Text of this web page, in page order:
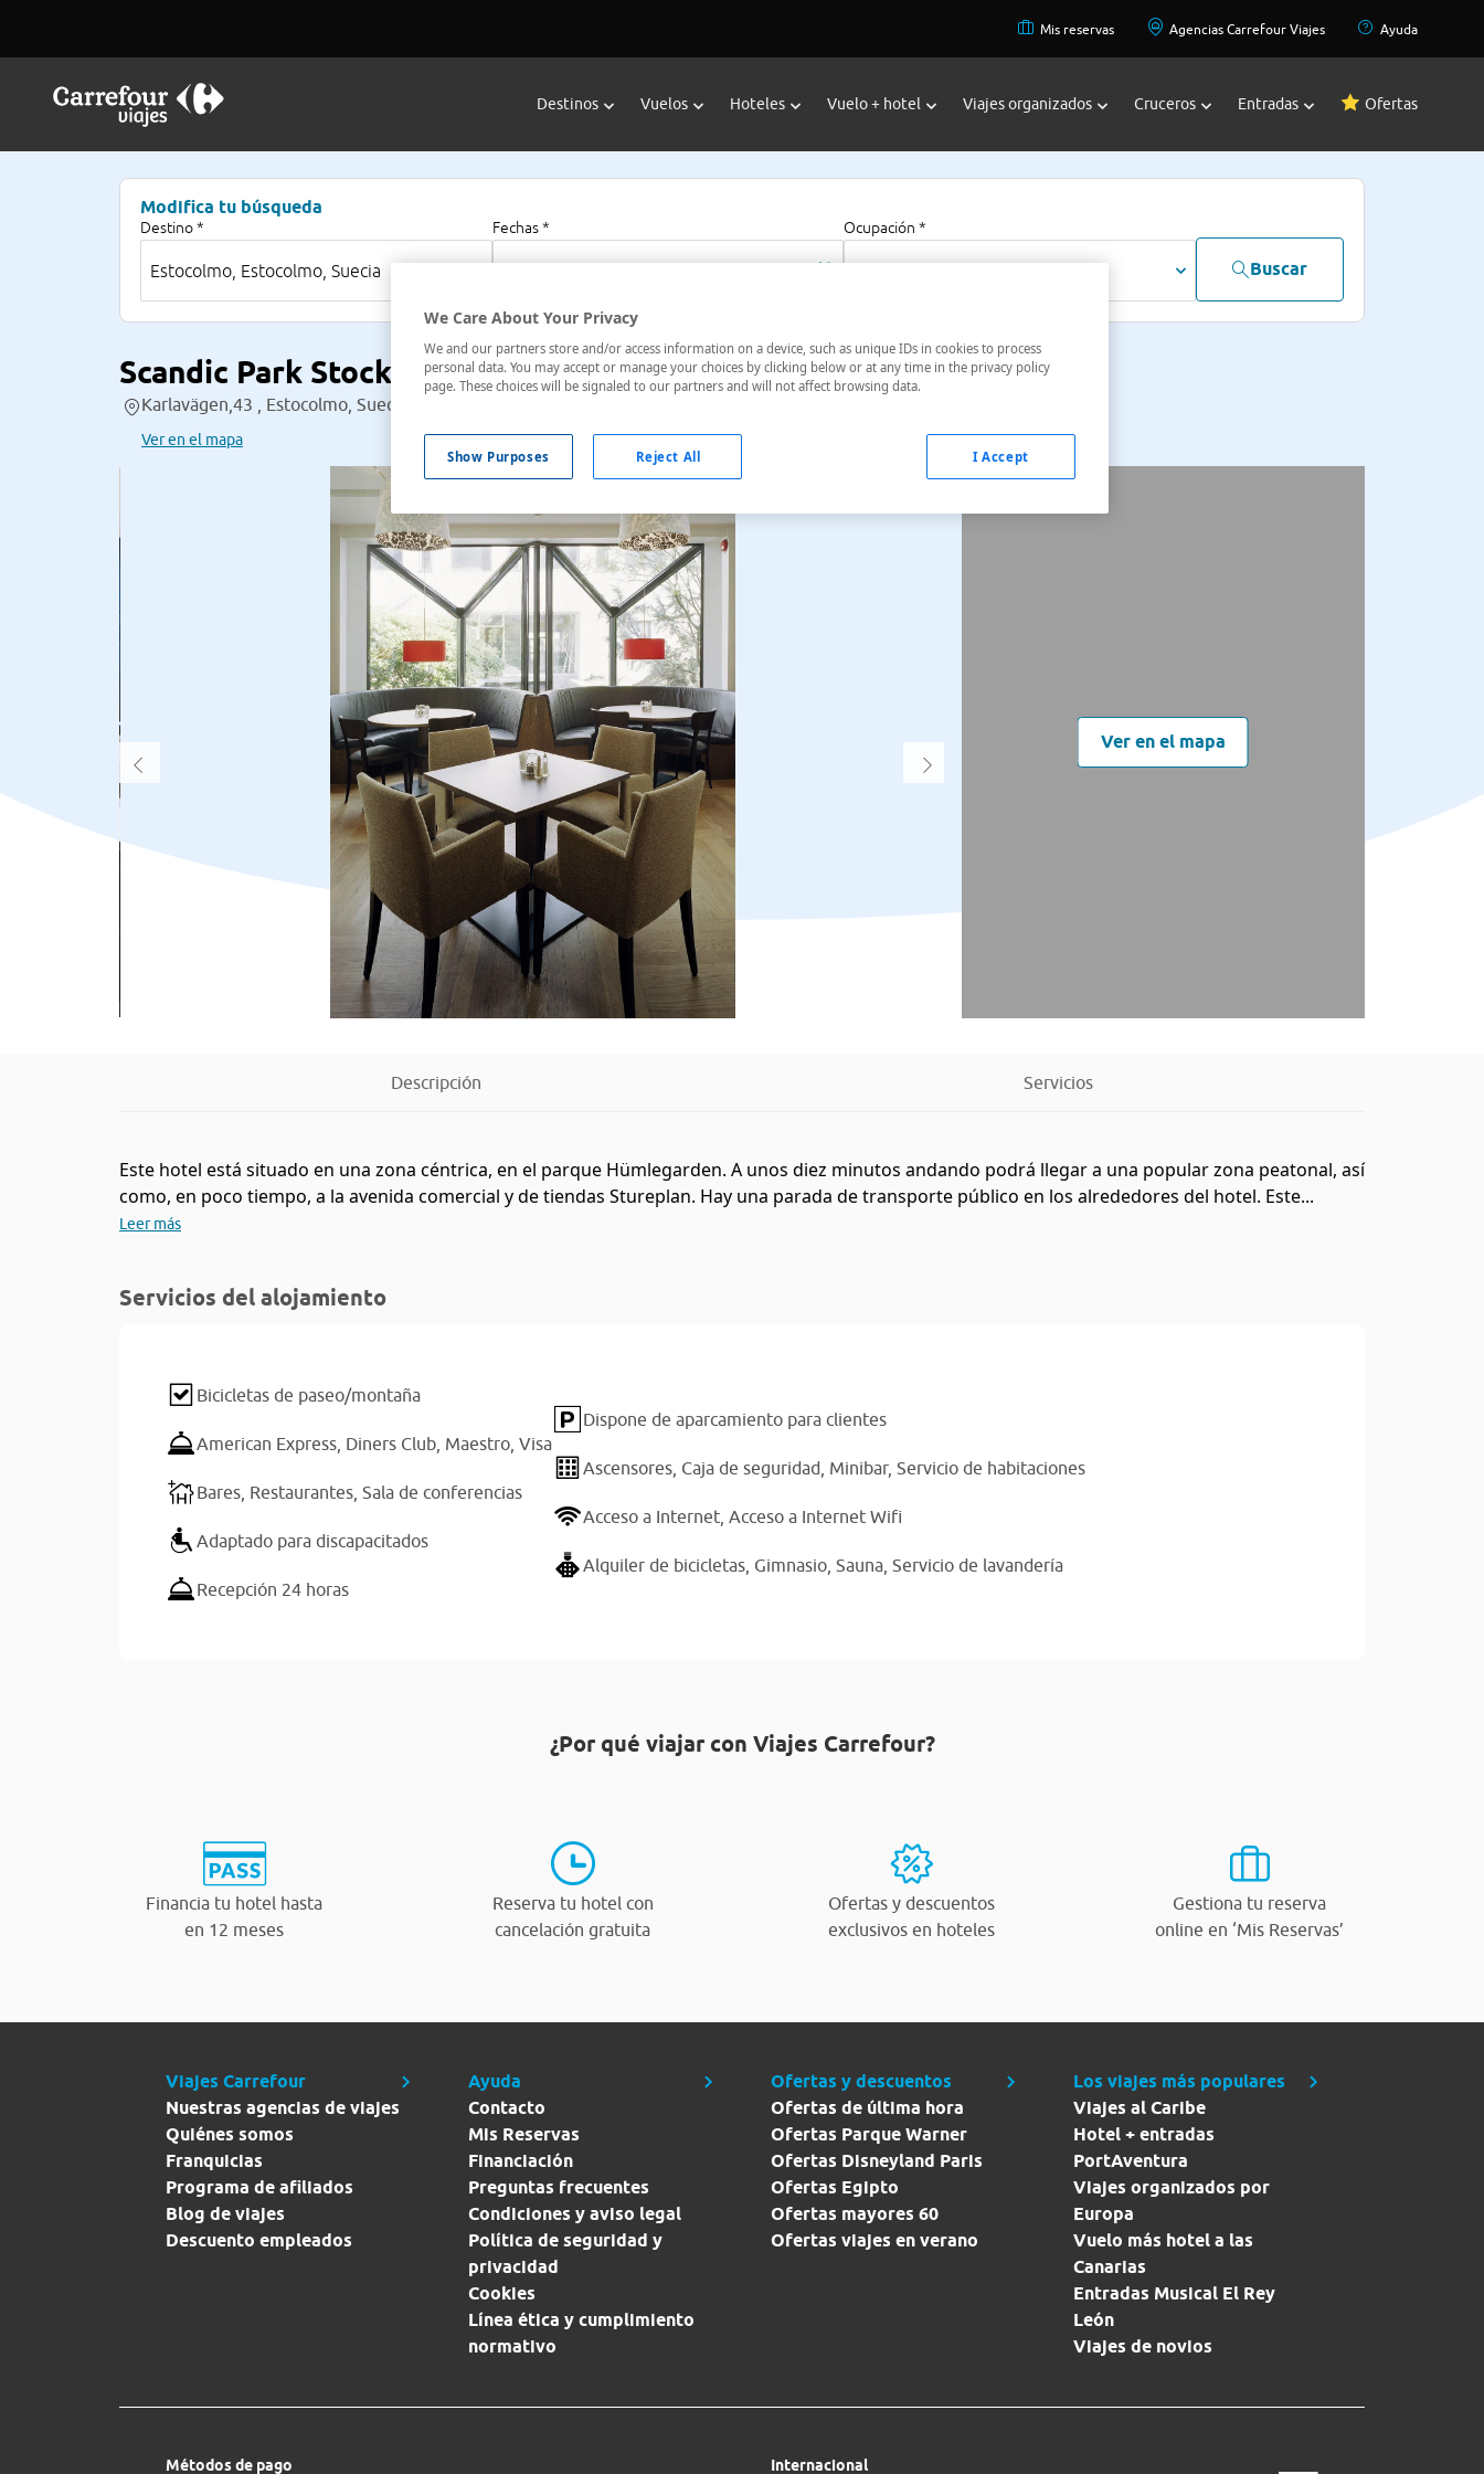
Mis reservas Agencias Carrefour Viajes Ayuda
Destinos Vuelos Hoteles Vuelo + hotel Viajes organizados Cruceros Entradas Ofertas
Modifica tu búsqueda
Destino * Fechas * Ocupación *
Buscar
Scandic Park Stockholm
Karlavägen,43 , Estocolmo, Suecia
Ver en el mapa
Ver en el mapa
Descripción Servicios
Este hotel está situado en una zona céntrica, en el parque Hümlegarden. A unos diez minutos andando podrá llegar a una popular zona peatonal, así
como, en poco tiempo, a la avenida comercial y de tiendas Stureplan. Hay una parada de transporte público en los alrededores del hotel. Este...
Leer más
Servicios del alojamiento
Bicicletas de paseo/montaña
American Express, Diners Club, Maestro, Visa
Bares, Restaurantes, Sala de conferencias
Adaptado para discapacitados
Recepción 24 horas
Dispone de aparcamiento para clientes
Ascensores, Caja de seguridad, Minibar, Servicio de habitaciones
Acceso a Internet, Acceso a Internet Wifi
Alquiler de bicicletas, Gimnasio, Sauna, Servicio de lavandería
¿Por qué viajar con Viajes Carrefour?
Financia tu hotel hasta
en 12 meses
Reserva tu hotel con
cancelación gratuita
Ofertas y descuentos
exclusivos en hoteles
Gestiona tu reserva
online en ‘Mis Reservas’
Viajes Carrefour
Nuestras agencias de viajes
Quiénes somos
Franquicias
Programa de afiliados
Blog de viajes
Descuento empleados
Ayuda
Contacto
Mis Reservas
Financiación
Preguntas frecuentes
Condiciones y aviso legal
Política de seguridad y
privacidad
Cookies
Línea ética y cumplimiento
normativo
Ofertas y descuentos
Ofertas de última hora
Ofertas Parque Warner
Ofertas Disneyland Paris
Ofertas Egipto
Ofertas mayores 60
Ofertas viajes en verano
Los viajes más populares
Viajes al Caribe
Hotel + entradas
PortAventura
Viajes organizados por
Europa
Vuelo más hotel a las
Canarias
Entradas Musical El Rey
León
Viajes de novios
Métodos de pago Internacional
We Care About Your Privacy
We and our partners store and/or access information on a device, such as unique IDs in cookies to process
personal data. You may accept or manage your choices by clicking below or at any time in the privacy policy
page. These choices will be signaled to our partners and will not affect browsing data.
Show Purposes Reject All I Accept